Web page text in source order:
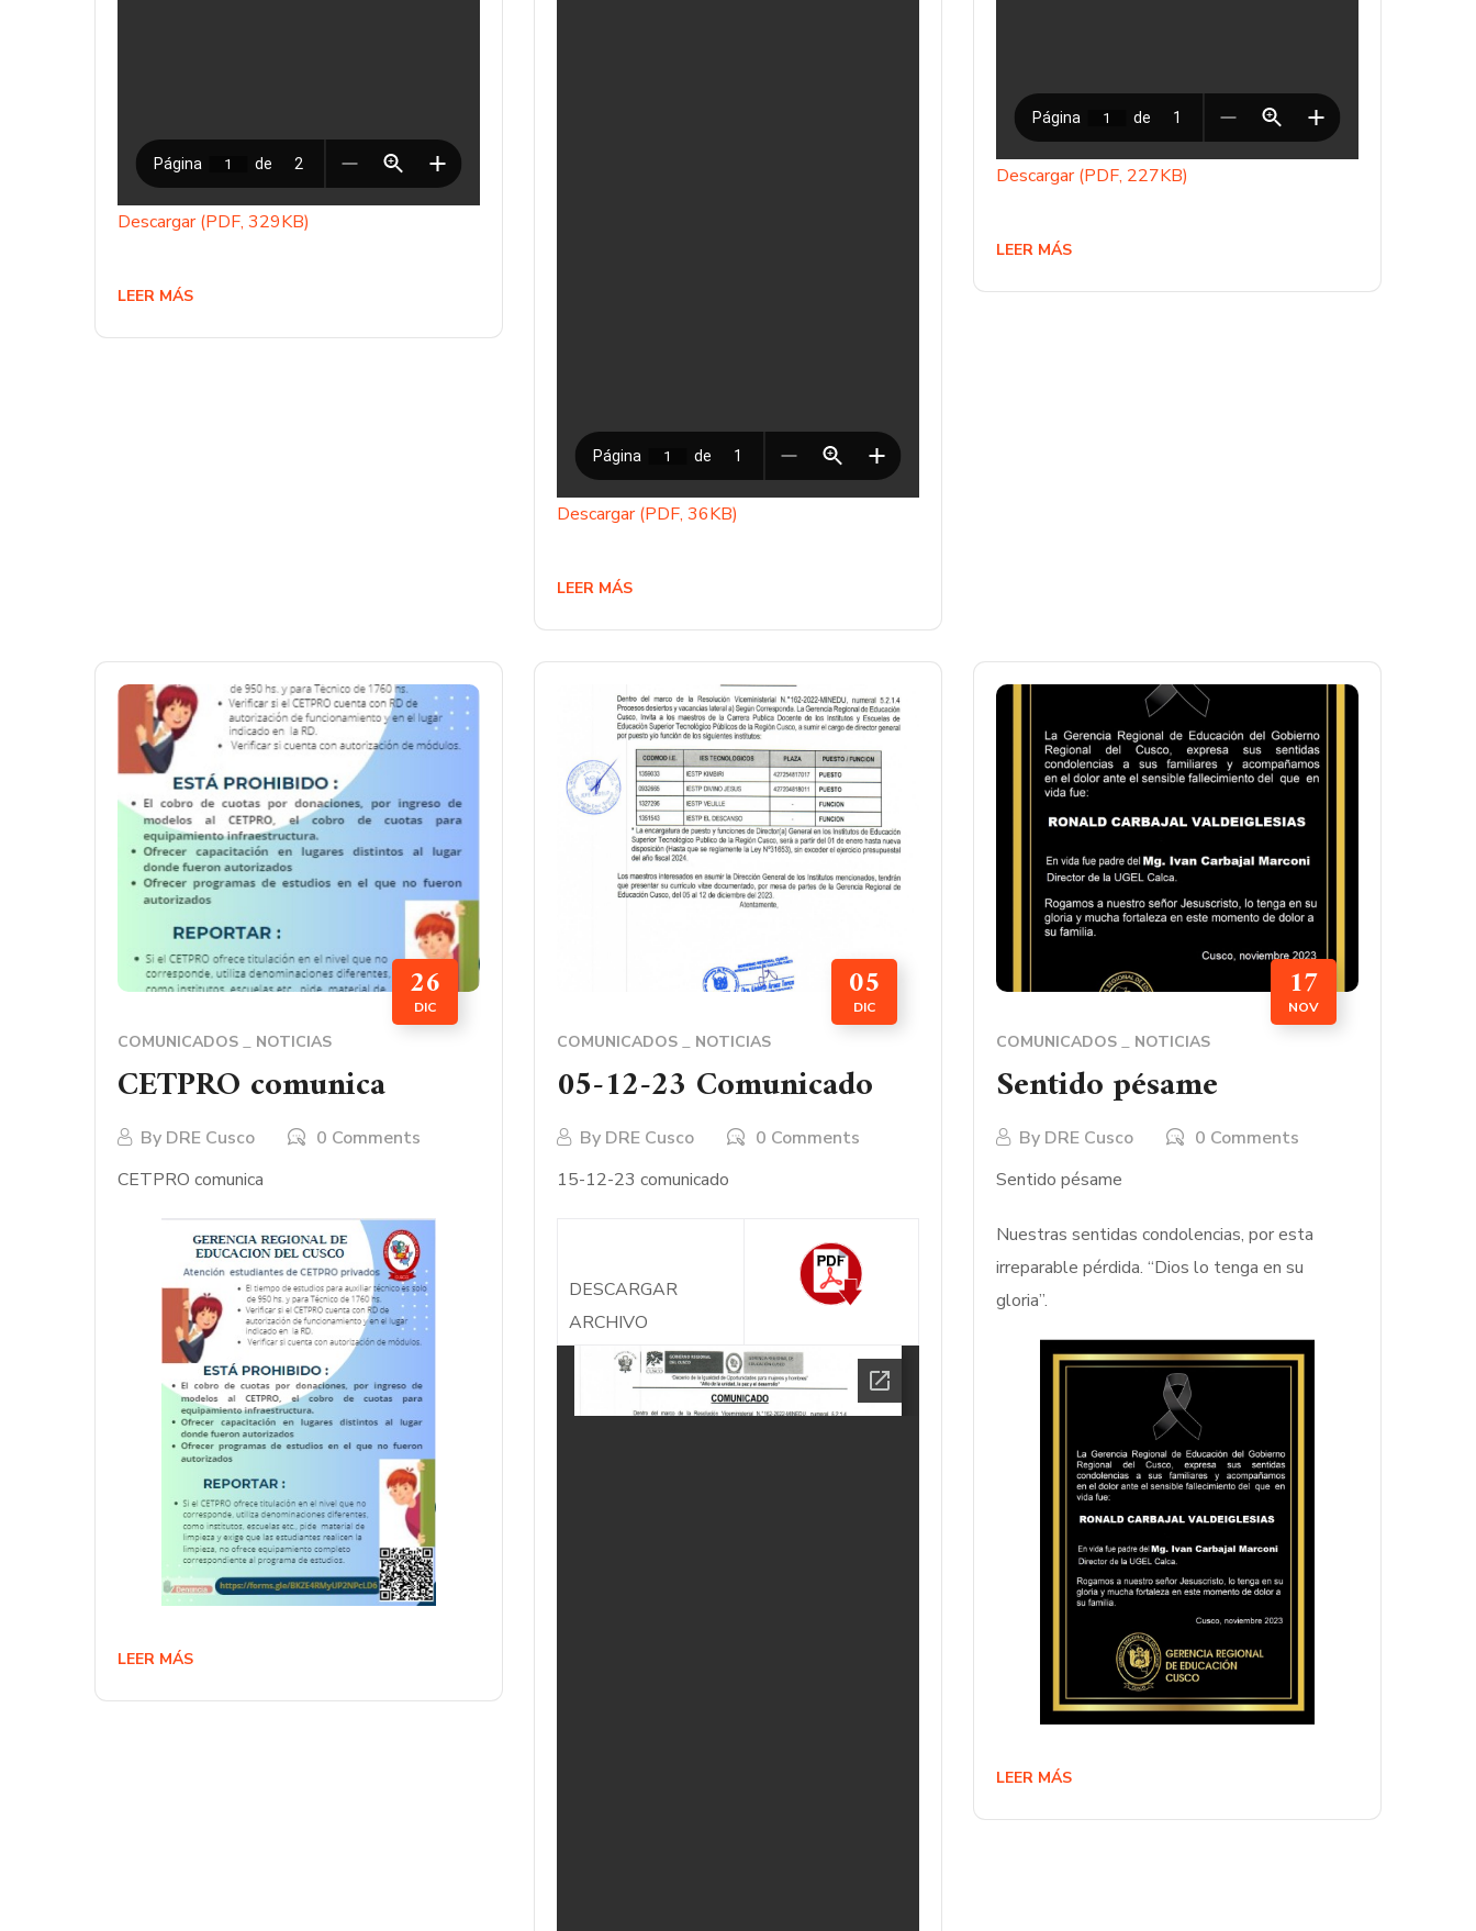
Descargar (PDF, 329KB)
LEER MÁS
Descargar (PDF, 36KB)
LEER MÁS
Descargar (PDF, 227KB)
LEER MÁS
26
DIC
COMUNICADOS NOTICIAS
CETPRO comunica
By DRE Cusco
0 Comments
CETPRO comunica
LEER MÁS
05
DIC
COMUNICADOS NOTICIAS
05-12-23 Comunicado
By DRE Cusco
0 Comments
15-12-23 comunicado
DESCARGAR
ARCHIVO
17
NOV
COMUNICADOS NOTICIAS
Sentido pésame
By DRE Cusco
0 Comments
Sentido pésame
Nuestras sentidas condolencias, por esta
irreparable pérdida. “Dios lo tenga en su
gloria”.
LEER MÁS